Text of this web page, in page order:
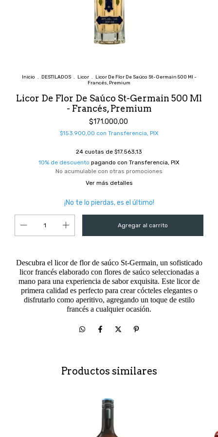
Inicio . DESTILADOS . Licor . Licor De Flor De Saúco St-Germain 500 Ml -
Francés, Premium
Licor De Flor De Saúco St-Germain 500 Ml
- Francés, Premium
$171.000,00
$153.900,00 con Transferencia, PIX
24 cuotas de $17.563,13
10% de descuento pagando con Transferencia, PIX
No acumulable con otras promociones
Ver más detalles
¡No te lo pierdas, es el último!
Descubra el licor de flor de saúco St-Germain, un sofisticado
licor francés elaborado con flores de saúco seleccionadas a
mano para una experiencia de sabor exquisita. Este licor de
primera calidad es perfecto para crear cócteles elegantes o
disfrutarlo como aperitivo, agregando un toque de estilo
francés a cualquier ocasión.
Productos similares